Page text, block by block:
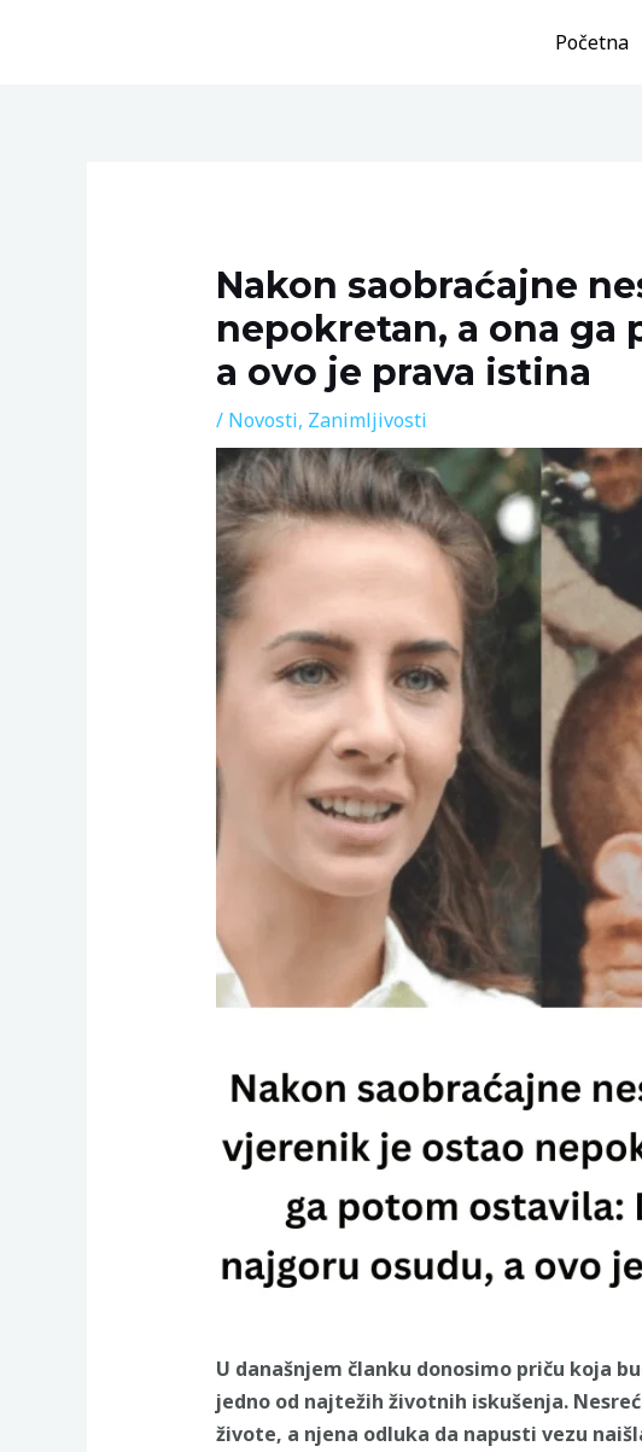
Početna
Nakon saobraćajne
nepokretan, a ona ga
a ovo je prava istina
/ Novosti, Zanimljivosti
U današnjem članku donosimo priču koja
jedno od najtežih životnih iskušenja.
živote, a njena odluka da napusti vezu